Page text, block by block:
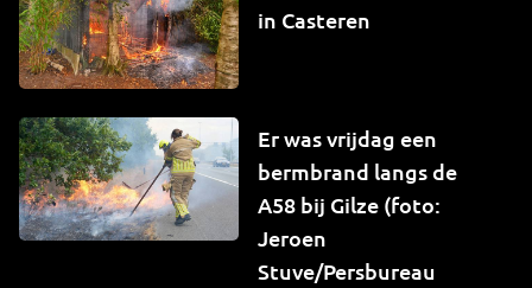
in Casteren
Er was vrijdag een
bermbrand langs de
A58 bij Gilze (foto:
Jeroen
Stuve/Persbureau